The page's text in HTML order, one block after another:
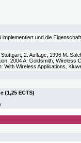
und die
2. Auflage, 1996 M.
2004 A. Goldsmith, Wireless
Wireless Applications,
(1,25 ECTS)